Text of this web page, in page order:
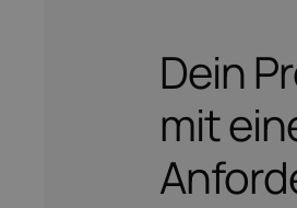
Dein
mit